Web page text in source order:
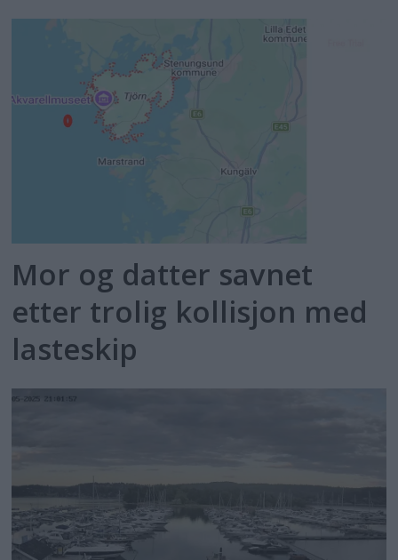
Mor og datter savnet
etter trolig kollisjon med
lasteskip